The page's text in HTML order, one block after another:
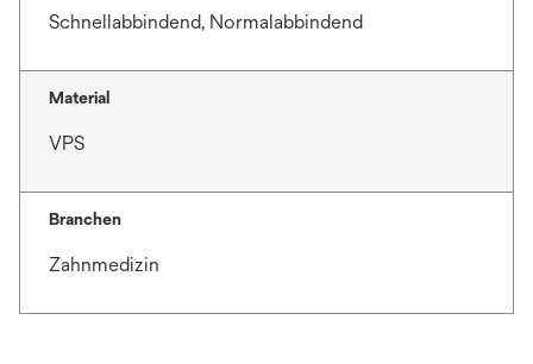
Schnellabbindend, Normalabbindend
Material
VPS
Branchen
Zahnmedizin